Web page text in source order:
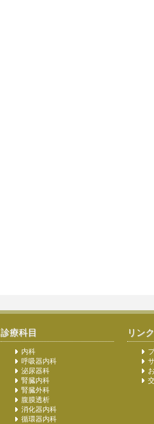
診療科目
内科
呼吸器内科
泌尿器科
腎臓内科
腎臓外科
腹膜透析
消化器内科
循環器内科
リンク